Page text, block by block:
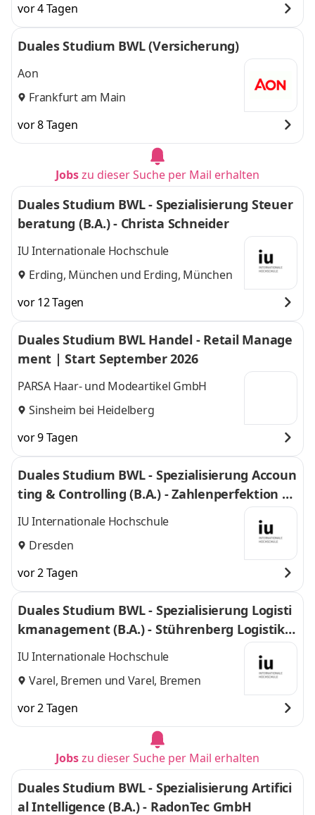
vor 4 Tagen
Duales Studium BWL (Versicherung)
Aon
Frankfurt am Main
vor 8 Tagen
Jobszu dieser Suche per Mail erhalten
Duales Studium BWL - Spezialisierung Steuer
beratung (B.A.) - Christa Schneider
IU Internationale Hochschule
Erding, München und Erding, München
vor 12 Tagen
Duales Studium BWL Handel - Retail Manage
ment | Start September 2026
PARSA Haar- und Modeartikel GmbH
Sinsheim bei Heidelberg
vor 9 Tagen
Duales Studium BWL - Spezialisierung Accoun
ting & Controlling (B.A.) - Zahlenperfektion G
mbH
IU Internationale Hochschule
Dresden
vor 2 Tagen
Duales Studium BWL - Spezialisierung Logisti
kmanagement (B.A.) - Stührenberg Logistik G
mbH
IU Internationale Hochschule
Varel, Bremen und Varel, Bremen
vor 2 Tagen
Jobszu dieser Suche per Mail erhalten
Duales Studium BWL - Spezialisierung Artifici
al Intelligence (B.A.) - RadonTec GmbH